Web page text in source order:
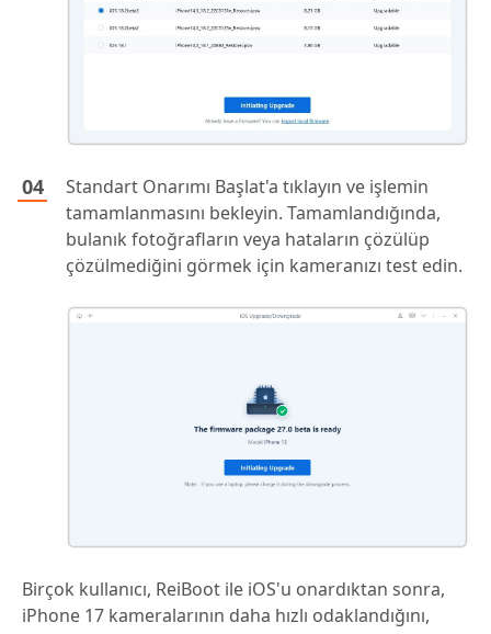
Standart Onarımı Başlat'a tıklayın ve işlemin
tamamlanmasını bekleyin. Tamamlandığında,
bulanık fotoğrafların veya hataların çözülüp
çözülmediğini görmek için kameranızı test edin.
Birçok kullanıcı, ReiBoot ile iOS'u onardıktan sonra,
iPhone 17 kameralarının daha hızlı odaklandığını,